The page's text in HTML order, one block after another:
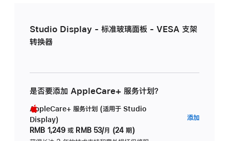
Studio Display - 标准玻璃面板 - VESA 支架
转换器
是否要添加 AppleCare+ 服务计划？
AppleCare+ 服务计划 (适用于 Studio
Display)
RMB 1,249 或 RMB 53/月 (24 期)
添加